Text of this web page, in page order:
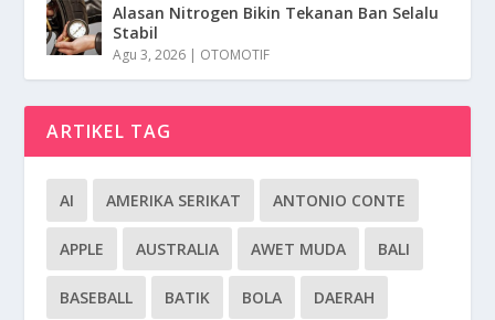
Alasan Nitrogen Bikin Tekanan Ban Selalu
Stabil
Agu 3, 2026 | OTOMOTIF
ARTIKEL TAG
AI AMERIKA SERIKAT ANTONIO CONTE
APPLE AUSTRALIA AWET MUDA BALI
BASEBALL BATIK BOLA DAERAH